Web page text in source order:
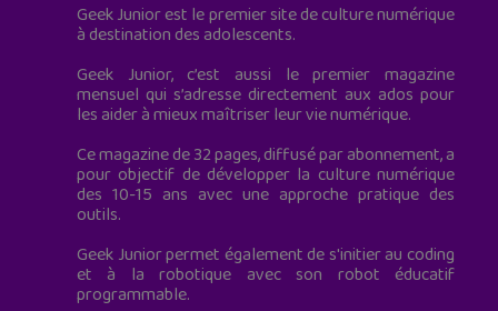
Geek Junior est le premier site de culture numérique
à destination des adolescents.
Geek Junior, c’est aussi le premier magazine
mensuel qui s’adresse directement aux ados pour
les aider à mieux maîtriser leur vie numérique.
Ce magazine de 32 pages, diffusé par abonnement, a
pour objectif de développer la culture numérique
des 10-15 ans avec une approche pratique des
outils.
Geek Junior permet également de s'initier au coding
et à la robotique avec son robot éducatif
programmable.